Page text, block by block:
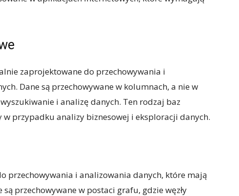
zaprojektowane do przechowywania i
Dane są przechowywane w kolumnach, a nie w
i analizę danych. Ten rodzaj baz
w przypadku analizy biznesowej i eksploracji danych.
przechowywania i analizowania danych, które mają
są przechowywane w postaci grafu, gdzie węzły